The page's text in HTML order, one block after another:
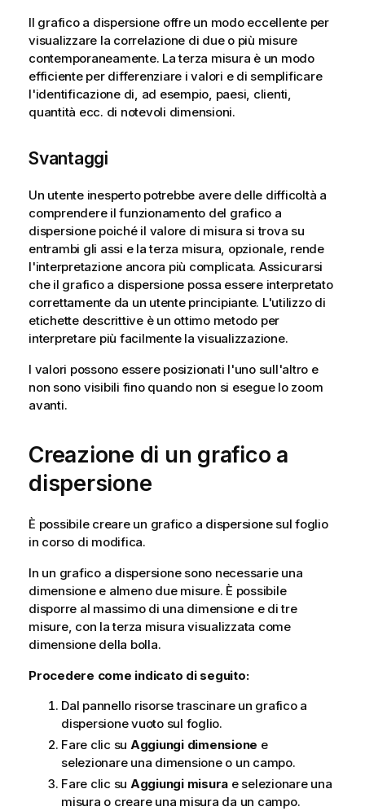
Il grafico a dispersione offre un modo eccellente per
visualizzare la correlazione di due o più misure
contemporaneamente. La terza misura è un modo
efficiente per differenziare i valori e di semplificare
l'identificazione di, ad esempio, paesi, clienti,
quantità ecc. di notevoli dimensioni.
Svantaggi
Un utente inesperto potrebbe avere delle difficoltà a
comprendere il funzionamento del grafico a
dispersione poiché il valore di misura si trova su
entrambi gli assi e la terza misura, opzionale, rende
l'interpretazione ancora più complicata. Assicurarsi
che il grafico a dispersione possa essere interpretato
correttamente da un utente principiante. L'utilizzo di
etichette descrittive è un ottimo metodo per
interpretare più facilmente la visualizzazione.
I valori possono essere posizionati l'uno sull'altro e
non sono visibili fino quando non si esegue lo zoom
avanti.
Creazione di un grafico a
dispersione
È possibile creare un grafico a dispersione sul foglio
in corso di modifica.
In un grafico a dispersione sono necessarie una
dimensione e almeno due misure. È possibile
disporre al massimo di una dimensione e di tre
misure, con la terza misura visualizzata come
dimensione della bolla.
Procedere come indicato di seguito:
Dal pannello risorse trascinare un grafico a
dispersione vuoto sul foglio.
Fare clic su Aggiungi dimensione e
selezionare una dimensione o un campo.
Fare clic su Aggiungi misura e selezionare una
misura o creare una misura da un campo.